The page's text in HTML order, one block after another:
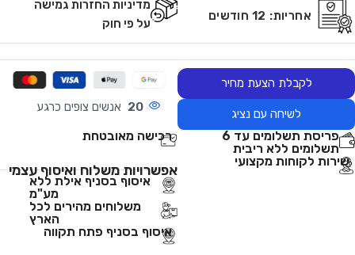
אחריות: 12 חודשים
מדיניות החזרות גמישה
על פי חוק
לקבלת הצעת מחיר
לשיחה עם נציג 20 אנשים צופים כרגע
פריסת תשלומים עד 6
תשלומים ללא ריבית
רכישה מאובטחת
שירות לקוחות מקצועי
אפשרויות משלוח ואיסוף עצמי
איסוף בסניף אילת ללא
מע"מ
משלוחים מהירים לכל
הארץ
איסוף בסניף פתח תקווה